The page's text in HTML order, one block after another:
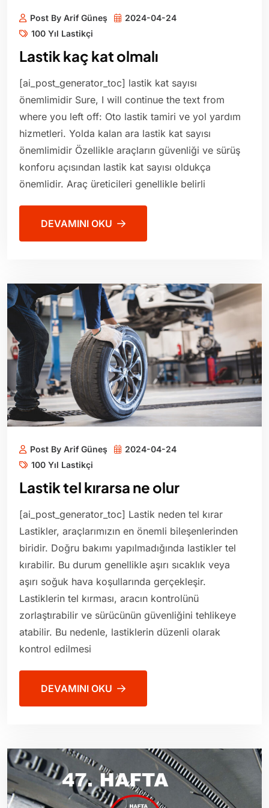
Post By Arif Güneş
2024-04-24
100 Yıl Lastikçi
Lastik kaç kat olmalı
[ai_post_generator_toc] lastik kat sayısı
önemlimidir Sure, I will continue the text from
where you left off: Oto lastik tamiri ve yol yardım
hizmetleri. Yolda kalan ara lastik kat sayısı
önemlimidir Özellikle araçların güvenliği ve sürüş
konforu açısından lastik kat sayısı oldukça
önemlidir. Araç üreticileri genellikle belirli
DEVAMINI OKU
Post By Arif Güneş
2024-04-24
100 Yıl Lastikçi
Lastik tel kırarsa ne olur
[ai_post_generator_toc] Lastik neden tel kırar
Lastikler, araçlarımızın en önemli bileşenlerinden
biridir. Doğru bakımı yapılmadığında lastikler tel
kırabilir. Bu durum genellikle aşırı sıcaklık veya
aşırı soğuk hava koşullarında gerçekleşir.
Lastiklerin tel kırması, aracın kontrolünü
zorlaştırabilir ve sürücünün güvenliğini tehlikeye
atabilir. Bu nedenle, lastiklerin düzenli olarak
kontrol edilmesi
DEVAMINI OKU